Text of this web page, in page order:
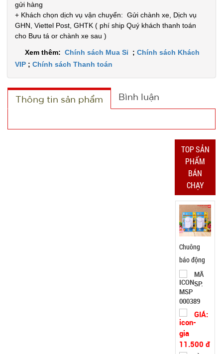
gửi hàng
+ Khách chọn dịch vụ vận chuyển: Gửi chành xe, Dịch vụ
GHN, Viettel Post, GHTK ( phí ship Quý khách thanh toán
cho Bưu tá or chành xe sau )
Xem thêm: Chính sách Mua Sỉ ; Chính sách Khách
VIP ; Chính sách Thanh toán
Thông tin sản phẩm Bình luận
TOP SẢN
PHẨM
BÁN
CHẠY
tạo độ ẩm
Vân Gỗ
CAO
SP:
52.000 đ
Bảo
hành:
Test
Đặt
hàng
Chuông
báo động
chống trộm
cửa
MÃ
SP:
000389
GIÁ:
11.500 đ